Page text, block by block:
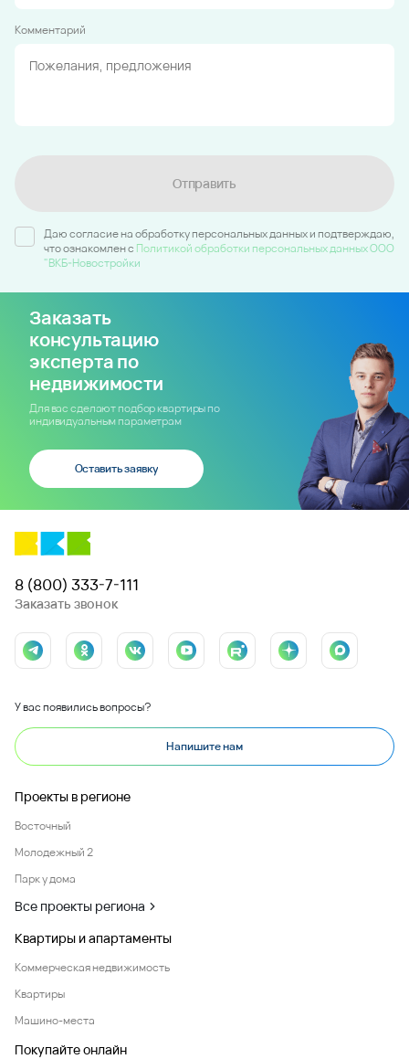
Комментарий
Отправить
Даю согласие на обработку персональных данных и подтверждаю,
что ознакомлен c Политикой обработки персональных данных ООО
"ВКБ-Новостройки
Заказать
консультацию
эксперта по
недвижимости
Для вас сделают подбор квартиры по
индивидуальным параметрам
Оставить заявку
8 (800) 333-7-111
Заказать звонок
У вас появились вопросы?
Напишите нам
Проекты в регионе
Восточный
Молодежный 2
Парк у дома
Все проекты региона
Квартиры и апартаменты
Коммерческая недвижимость
Квартиры
Машино-места
Покупайте онлайн